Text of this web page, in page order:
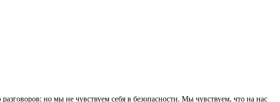
но мы не чувствуем себя в безопасности. Мы чувствуем, что на нас